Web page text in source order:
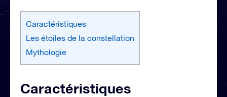
Caractéristiques
Les étoiles de la constellation
Mythologie
Caractéristiques